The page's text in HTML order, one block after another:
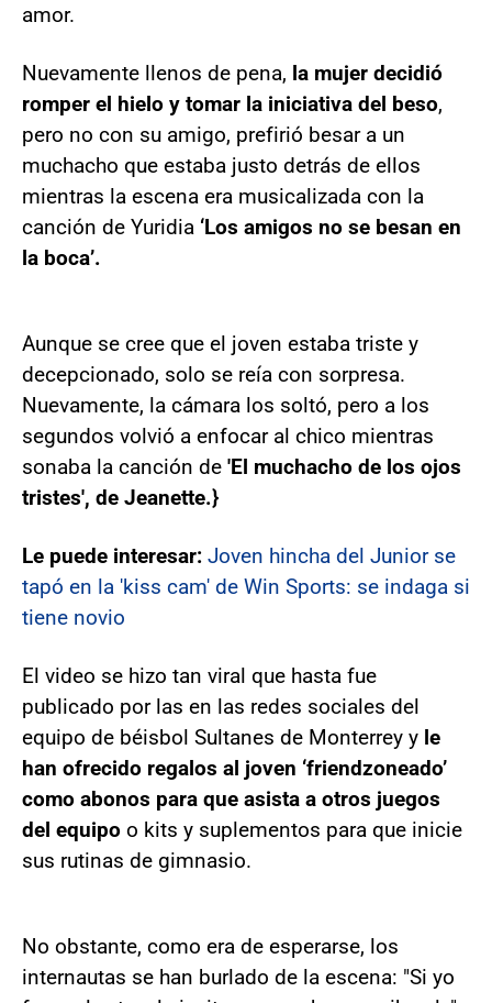
amor.
Nuevamente llenos de pena, la mujer decidió
romper el hielo y tomar la iniciativa del beso,
pero no con su amigo, prefirió besar a un
muchacho que estaba justo detrás de ellos
mientras la escena era musicalizada con la
canción de Yuridia ‘Los amigos no se besan en
la boca’.
Aunque se cree que el joven estaba triste y
decepcionado, solo se reía con sorpresa.
Nuevamente, la cámara los soltó, pero a los
segundos volvió a enfocar al chico mientras
sonaba la canción de 'El muchacho de los ojos
tristes', de Jeanette.}
Le puede interesar: Joven hincha del Junior se
tapó en la 'kiss cam' de Win Sports: se indaga si
tiene novio
El video se hizo tan viral que hasta fue
publicado por las en las redes sociales del
equipo de béisbol Sultanes de Monterrey y le
han ofrecido regalos al joven ‘friendzoneado’
como abonos para que asista a otros juegos
del equipo o kits y suplementos para que inicie
sus rutinas de gimnasio.
No obstante, como era de esperarse, los
internautas se han burlado de la escena: "Si yo